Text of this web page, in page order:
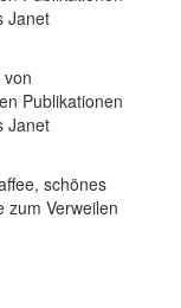
Janet
Publikationen
Janet
schönes
zum Verweilen